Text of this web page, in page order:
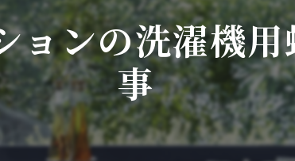
ンの洗濯機用
事